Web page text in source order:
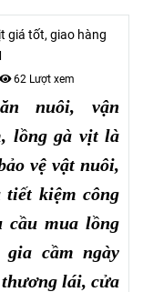
giá tốt, giao hàng
62 Lượt xem
nuôi, vận
lồng gà vịt là
vệ vật nuôi,
tiết kiệm công
cầu mua lồng
cầm ngày
lái, cửa